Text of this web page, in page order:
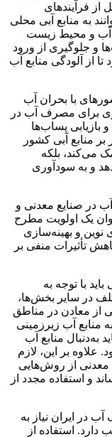
فرآیندهای
به منابع آبی محلی
آب و محیط زیست
و جلوگیری از ورود
تا از آلودگی منابع آب
با بحران آب
برای مصرف آب در
پساب‌ها
منابع آبی کشور
می‌کند، بلکه
و به سودآوری
در صنایع معدنی و
یک اولویت مطرح
نوین و بهینه‌سازی
تأثیرات منفی بر
با توجه به
در سایر بخش‌ها،
از معادن در مناطق
منابع آب زیرزمینی
به‌دنبال منابع آب
علاوه بر این، لازم
معدنی از روش‌هایی
و استفاده مجدد از
در ایران نیاز به
استفاده از